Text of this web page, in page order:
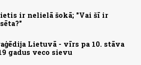
ir nelielā šokā; "Vai šī ir
Lietuvā - vīrs pa 10. stāva
gadus veco sievu